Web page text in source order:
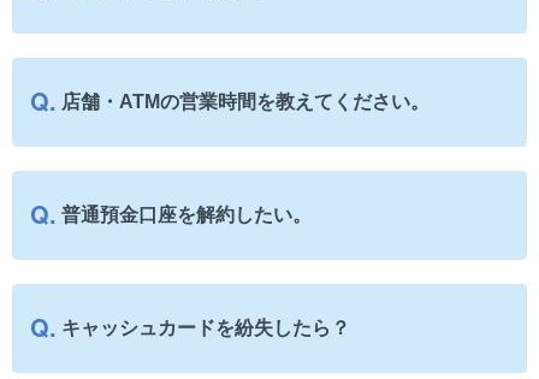
店舗・ATMの営業時間を教えてください。
普通預金口座を解約したい。
キャッシュカードを紛失したら？